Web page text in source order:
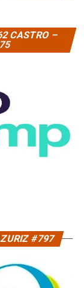
CASTRO –
#797